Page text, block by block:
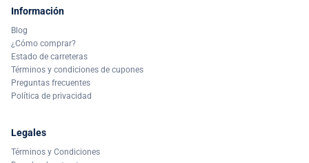
Información
Blog
¿Cómo comprar?
Estado de carreteras
Términos y condiciones de cupones
Preguntas frecuentes
Política de privacidad
Legales
Términos y Condiciones